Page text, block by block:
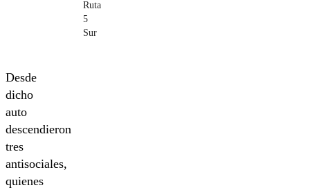
Ruta
5
Sur
Desde
dicho
auto
descendieron
tres
antisociales,
quienes